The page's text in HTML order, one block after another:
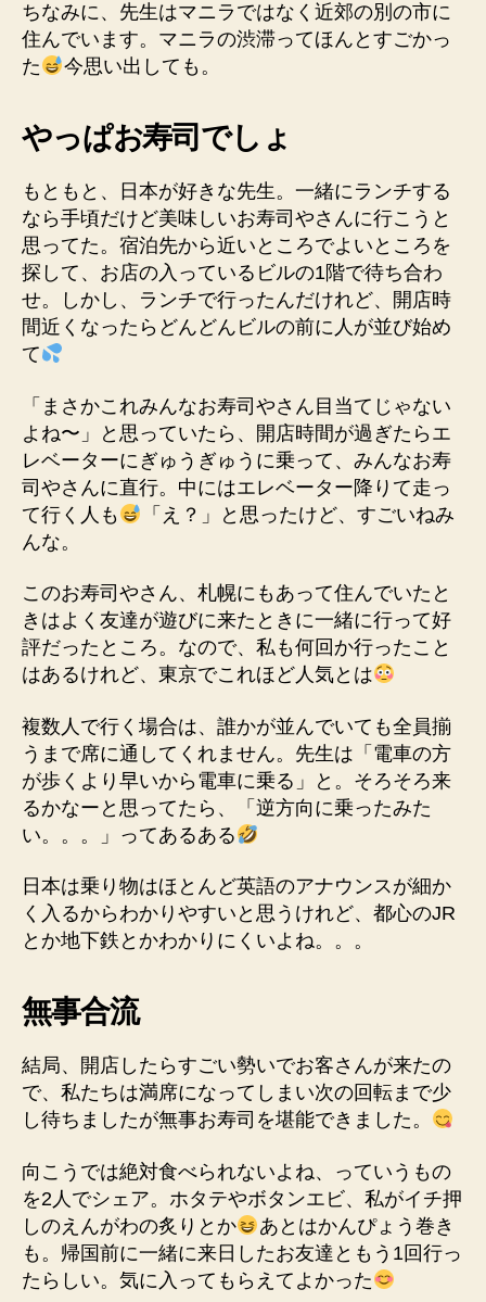
ちなみに、先生はマニラではなく近郊の別の市に
住んでいます。マニラの渋滞ってほんとすごかっ
た
今思い出しても。
やっぱお寿司でしょ
もともと、日本が好きな先生。一緒にランチする
なら手頃だけど美味しいお寿司やさんに行こうと
思ってた。宿泊先から近いところでよいところを
探して、お店の入っているビルの1階で待ち合わ
せ。しかし、ランチで行ったんだけれど、開店時
間近くなったらどんどんビルの前に人が並び始め
て
「まさかこれみんなお寿司やさん目当てじゃない
よね〜」と思っていたら、開店時間が過ぎたらエ
レベーターにぎゅうぎゅうに乗って、みんなお寿
司やさんに直行。中にはエレベーター降りて走っ
て行く人も
「え？」と思ったけど、すごいねみ
んな。
このお寿司やさん、札幌にもあって住んでいたと
きはよく友達が遊びに来たときに一緒に行って好
評だったところ。なので、私も何回か行ったこと
はあるけれど、東京でこれほど人気とは
複数人で行く場合は、誰かが並んでいても全員揃
うまで席に通してくれません。先生は「電車の方
が歩くより早いから電車に乗る」と。そろそろ来
るかなーと思ってたら、「逆方向に乗ったみた
い。。。」ってあるある
日本は乗り物はほとんど英語のアナウンスが細か
く入るからわかりやすいと思うけれど、都心のJR
とか地下鉄とかわかりにくいよね。。。
無事合流
結局、開店したらすごい勢いでお客さんが来たの
で、私たちは満席になってしまい次の回転まで少
し待ちましたが無事お寿司を堪能できました。
向こうでは絶対食べられないよね、っていうもの
を2人でシェア。ホタテやボタンエビ、私がイチ押
しのえんがわの炙りとか
あとはかんぴょう巻き
も。帰国前に一緒に来日したお友達ともう1回行っ
たらしい。気に入ってもらえてよかった